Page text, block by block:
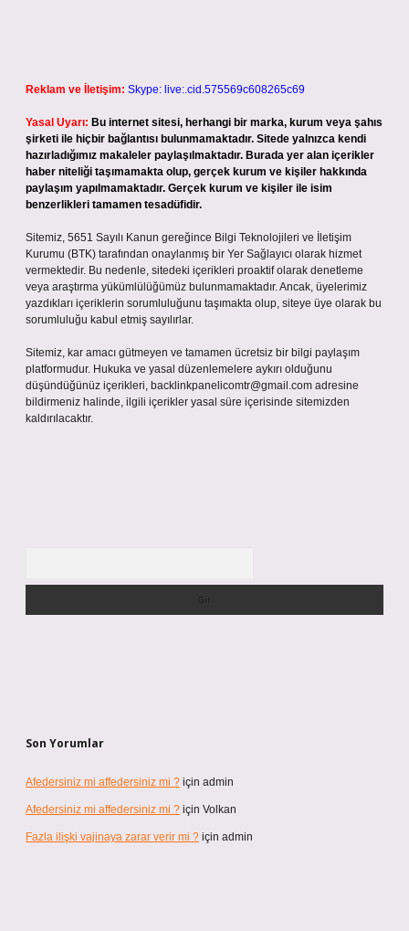
Reklam ve İletişim: Skype: live:.cid.575569c608265c69
Yasal Uyarı: Bu internet sitesi, herhangi bir marka, kurum veya şahıs
şirketi ile hiçbir bağlantısı bulunmamaktadır. Sitede yalnızca kendi
hazırladığımız makaleler paylaşılmaktadır. Burada yer alan içerikler
haber niteliği taşımamakta olup, gerçek kurum ve kişiler hakkında
paylaşım yapılmamaktadır. Gerçek kurum ve kişiler ile isim
benzerlikleri tamamen tesadüfidir.
Sitemiz, 5651 Sayılı Kanun gereğince Bilgi Teknolojileri ve İletişim
Kurumu (BTK) tarafından onaylanmış bir Yer Sağlayıcı olarak hizmet
vermektedir. Bu nedenle, sitedeki içerikleri proaktif olarak denetleme
veya araştırma yükümlülüğümüz bulunmamaktadır. Ancak, üyelerimiz
yazdıkları içeriklerin sorumluluğunu taşımakta olup, siteye üye olarak bu
sorumluluğu kabul etmiş sayılırlar.
Sitemiz, kar amacı gütmeyen ve tamamen ücretsiz bir bilgi paylaşım
platformudur. Hukuka ve yasal düzenlemelere aykırı olduğunu
düşündüğünüz içerikleri, backlinkpanelicomtr@gmail.com adresine
bildirmeniz halinde, ilgili içerikler yasal süre içerisinde sitemizden
kaldırılacaktır.
Son Yorumlar
Afedersiniz mi affedersiniz mi ? için admin
Afedersiniz mi affedersiniz mi ? için Volkan
Fazla ilişki vajinaya zarar verir mi ? için admin